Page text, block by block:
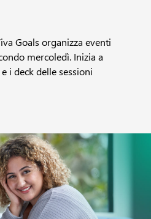
Goals organizza eventi
mercoledì. Inizia a
i deck delle sessioni